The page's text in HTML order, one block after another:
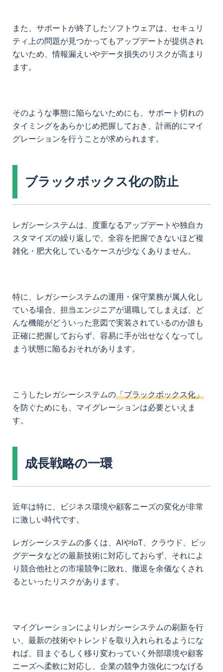
また、サポートが終了したソフトウェアは、セキュリ
ティ上の問題が見つかってもアップデートが提供され
ないため、情報漏えいやデータ損失のリスクが高まり
ます。
そのような事態に陥らないためにも、サポート切れの
タイミングをあらかじめ把握しておき、計画的にマイ
グレーションを行うことが求められます。
ブラックボックス化の防止
レガシーシステムは、度重なるアップデートや独自カ
スタマイズの繰り返しで、全容を把握できないほど複
雑化・肥大化しているケースが少なくありません。
特に、レガシーシステムの運用・保守業務が属人化し
ている場合、担当エンジニアが退職してしまえば、ど
んな機能がどういった意図で実装されているのか誰も
正確に把握しておらず、容易に手が出せなくなってし
まう状態に陥るおそれがあります。
こうしたレガシーシステムの「ブラックボックス化」
を防ぐためにも、マイグレーションは必要といえま
す。
成長戦略の一環
近年は特に、ビジネス環境や顧客ニーズの変化が非常
に激しい時代です。
レガシーシステムの多くは、AIやIoT、クラウド、ビッ
グデータなどの最新技術に対応しておらず、それによ
り競合他社との市場競争に敗れ、撤退を余儀なくされ
るといったリスクがあります。
マイグレーションによりレガシーシステムの刷新を行
い、最新の技術やトレンドを取り入れられるようにな
れば、目まぐるしく移り変わっていく外部環境や顧客
ニーズへ柔軟に対応し、企業の競争力強化につなげる